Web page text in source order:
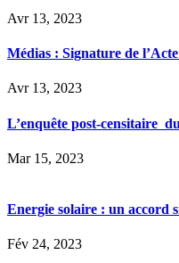
Avr 13, 2023
Médias : Signature de
Avr 13, 2023
L’enquête post-censitaire
Mar 15, 2023
Energie solaire : un accord
Fév 24, 2023